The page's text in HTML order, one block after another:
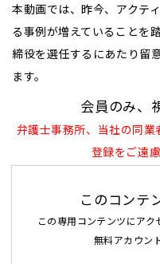
本動画では、昨今、アクテ
る事例が増えていることを
締役を選任するにあたり留
ます。
会員のみ、
弁護士事務所、当社の同
登録をご遠
このコンテ
この専用コンテンツにア
無料アカウン